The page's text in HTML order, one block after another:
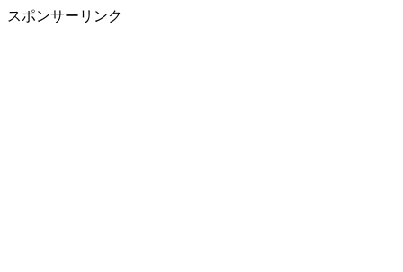
スポンサーリンク